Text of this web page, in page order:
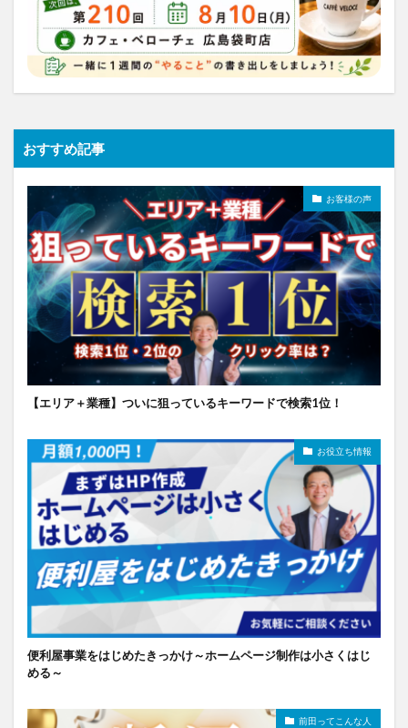
おすすめ記事
お客様の声
【エリア＋業種】ついに狙っているキーワードで検索1位！
お役立ち情報
便利屋事業をはじめたきっかけ～ホームページ制作は小さくはじ
める～
前田ってこんな人